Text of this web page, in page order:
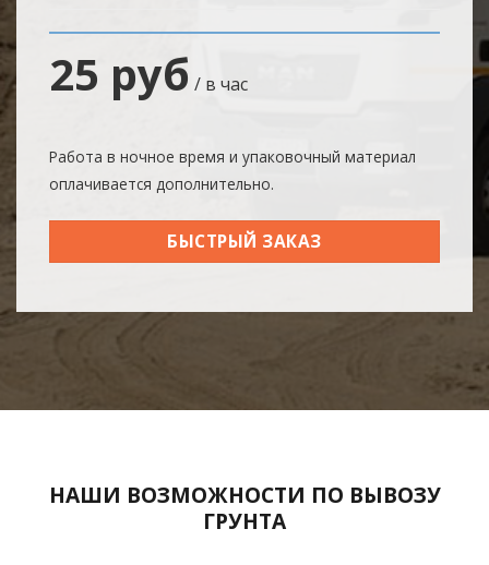
25 руб / в час
Работа в ночное время и упаковочный материал
оплачивается дополнительно.
БЫСТРЫЙ ЗАКАЗ
НАШИ ВОЗМОЖНОСТИ ПО ВЫВОЗУ
ГРУНТА